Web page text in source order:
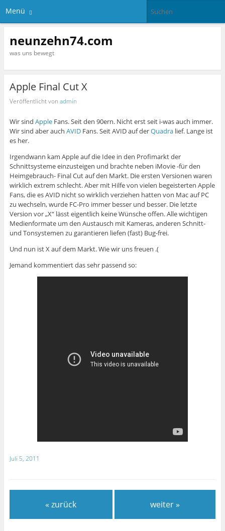
Menü
neunzehn74.com
was uns bewegt
Apple Final Cut X
Veröffentlicht von admin
Wir sind AppleFans. Seit den 90ern. Nicht erst seit i-was auch immer.
Wir sind aber auch AVID Fans. Seit AVID auf derQuadralief. Lange ist
es her.
Irgendwann kam Apple auf die Idee in den Profimarkt der
Schnittsysteme einzusteigen und brachte neben iMovie -für den
Heimgebrauch- Final Cut auf den Markt. Die ersten Versionen waren
wirklich extrem schlecht. Aber mit Hilfe von vielen begeisterten Apple
Fans, die es AVID nicht so wirklich verziehen hatten von Mac auf PC
zu wechseln, wurde FC-Pro immer besser und besser. Die letzte
Version vor „X“ lässt eigentlich keine Wünsche offen. Alle wichtigen
Medienformate um den Austausch mit Kameras, anderen Schnitt-
und Tonsystemen zu garantieren liefen (fast) Bug-frei.
Und nun ist X auf dem Markt. Wie wir uns freuen .(
Jemand kommentiert das sehr passend so:
Juli 5, 2011
« zurück weiter »